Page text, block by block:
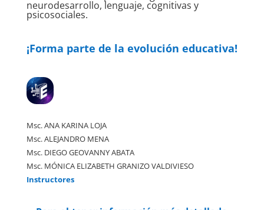
neurodesarrollo, lenguaje, cognitivas y
psicosociales.
¡Forma parte de la evolución educativa!
Msc. ANA KARINA LOJA
Msc. ALEJANDRO MENA
Msc. DIEGO GEOVANNY ABATA
Msc. MÓNICA ELIZABETH GRANIZO VALDIVIESO
Instructores